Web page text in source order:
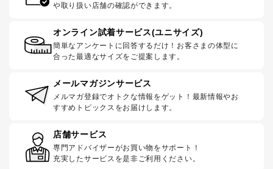
や取り扱い店舗の確認ができます。
オンライン試着サービス(ユニサイズ)
簡単なアンケートに回答するだけ！お客さまの体型に
合った最適なサイズをご提案します。
メールマガジンサービス
メルマガ登録でオトクな情報をゲット！最新情報やお
すすめトピックスをお届けします。
店舗サービス
専門アドバイザーがお買い物をサポート！
充実したサービスを是非ご利用ください。